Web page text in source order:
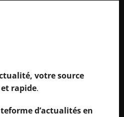
votre source
rapide.
d’actualités en